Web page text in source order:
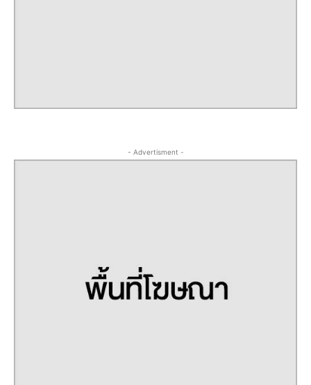
- Advertisment -